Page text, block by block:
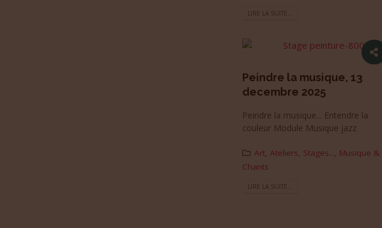
LIRE LA SUITE...
Peindre la musique, 13
decembre 2025
Peindre la musique... Entendre la
couleur Module Musique jazz
Art, Ateliers, Stages..., Musique &
Chants
LIRE LA SUITE...